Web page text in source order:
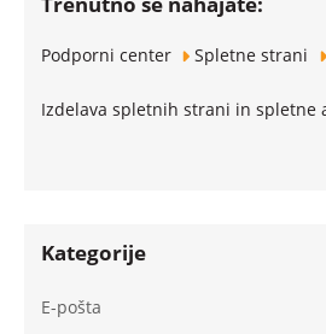
Podporni center Spletne strani
Izdelava spletnih strani in spletne
Kategorije
E-pošta